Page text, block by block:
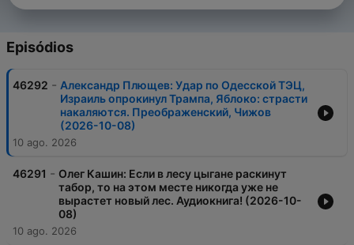
Episódios
46292 - Александр Плющев: Удар по Одесской ТЭЦ,
Израиль опрокинул Трампа, Яблоко: страсти
накаляются. Преображенский, Чижов
(2026-10-08)
10 ago. 2026
46291 - Олег Кашин: Если в лесу цыгане раскинут
табор, то на этом месте никогда уже не
вырастет новый лес. Аудиокнига! (2026-10-
08)
10 ago. 2026